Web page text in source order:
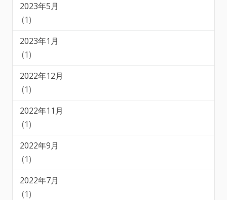
2023年5月
(1)
2023年1月
(1)
2022年12月
(1)
2022年11月
(1)
2022年9月
(1)
2022年7月
(1)